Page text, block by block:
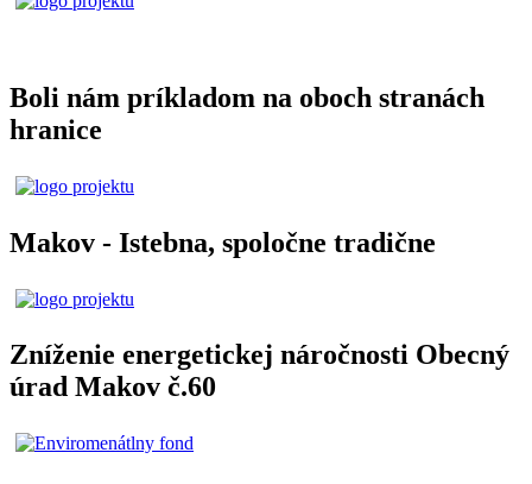
Boli nám príkladom na oboch stranách
hranice
Makov - Istebna, spoločne tradične
Zníženie energetickej náročnosti Obecný
úrad Makov č.60